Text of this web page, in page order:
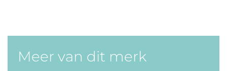
Meer van dit merk